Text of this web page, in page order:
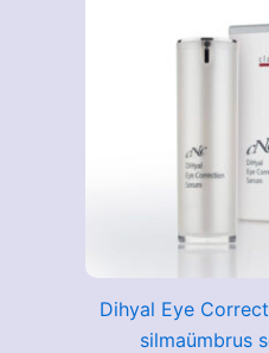
Dihyal Eye
silmaümbrus